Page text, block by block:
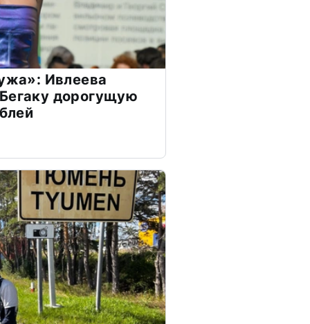
Ивлеева
дорогущую